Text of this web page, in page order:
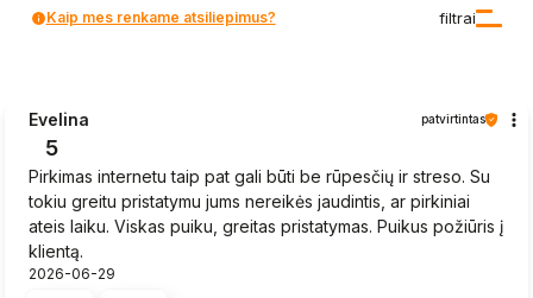
filtrai
Kaip mes renkame atsiliepimus?
Evelina patvirtintas
5
Pirkimas internetu taip pat gali būti be rūpesčių ir streso. Su
tokiu greitu pristatymu jums nereikės jaudintis, ar pirkiniai
ateis laiku. Viskas puiku, greitas pristatymas. Puikus požiūris į
klientą.
2026-06-29